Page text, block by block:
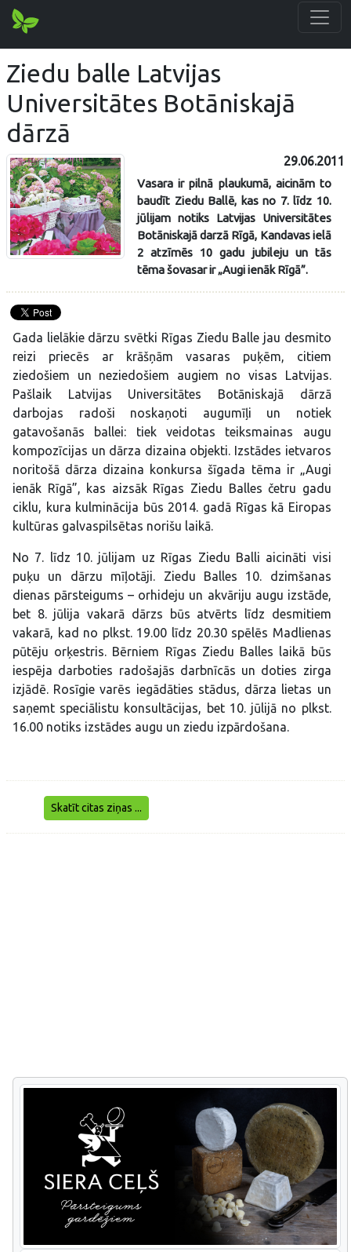
Ziedu balle Latvijas
Universitātes Botāniskajā
dārzā
29.06.2011
Vasara ir pilnā plaukumā, aicinām to
baudīt Ziedu Ballē, kas no 7. līdz 10.
jūlijam notiks Latvijas Universitātes
Botāniskajā darzā Rīgā, Kandavas ielā
2 atzīmēs 10 gadu jubileju un tās
tēma šovasar ir „Augi ienāk Rīgā”.
Gada lielākie dārzu svētki Rīgas Ziedu Balle jau desmito
reizi priecēs ar krāšņām vasaras puķēm, citiem
ziedošiem un neziedošiem augiem no visas Latvijas.
Pašlaik Latvijas Universitātes Botāniskajā dārzā
darbojas radoši noskaņoti augumīļi un notiek
gatavošanās ballei: tiek veidotas teiksmainas augu
kompozīcijas un dārza dizaina objekti. Izstādes ietvaros
noritošā dārza dizaina konkursa šīgada tēma ir „Augi
ienāk Rīgā”, kas aizsāk Rīgas Ziedu Balles četru gadu
ciklu, kura kulminācija būs 2014. gadā Rīgas kā Eiropas
kultūras galvaspilsētas norišu laikā.
No 7. līdz 10. jūlijam uz Rīgas Ziedu Balli aicināti visi
puķu un dārzu mīļotāji. Ziedu Balles 10. dzimšanas
dienas pārsteigums – orhideju un akvāriju augu izstāde,
bet 8. jūlija vakarā dārzs būs atvērts līdz desmitiem
vakarā, kad no plkst. 19.00 līdz 20.30 spēlēs Madlienas
pūtēju orķestris. Bērniem Rīgas Ziedu Balles laikā būs
iespēja darboties radošajās darbnīcās un doties zirga
izjādē. Rosīgie varēs iegādāties stādus, dārza lietas un
saņemt speciālistu konsultācijas, bet 10. jūlijā no plkst.
16.00 notiks izstādes augu un ziedu izpārdošana.
Skatīt citas ziņas ...